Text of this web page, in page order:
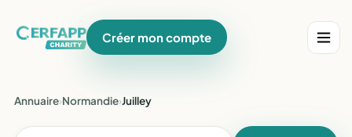
Créer mon compte
Annuaire›Normandie›Juilley